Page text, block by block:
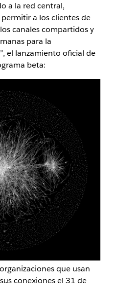
a la red central,
a los clientes de
canales compartidos y
para la
el lanzamiento oficial de
beta:
que usan
conexiones el 31 de